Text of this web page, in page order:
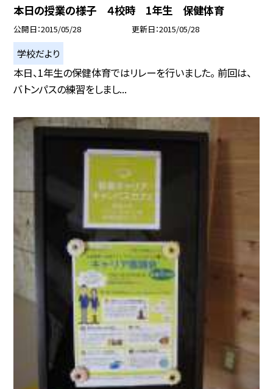
本日の授業の様子 ４校時 1年生 保健体育
公開日 2015/05/28 更新日 2015/05/28
学校だより
本日、1年生の保健体育ではリレーを行いました。 前回は、
バトンパスの練習をしまし...